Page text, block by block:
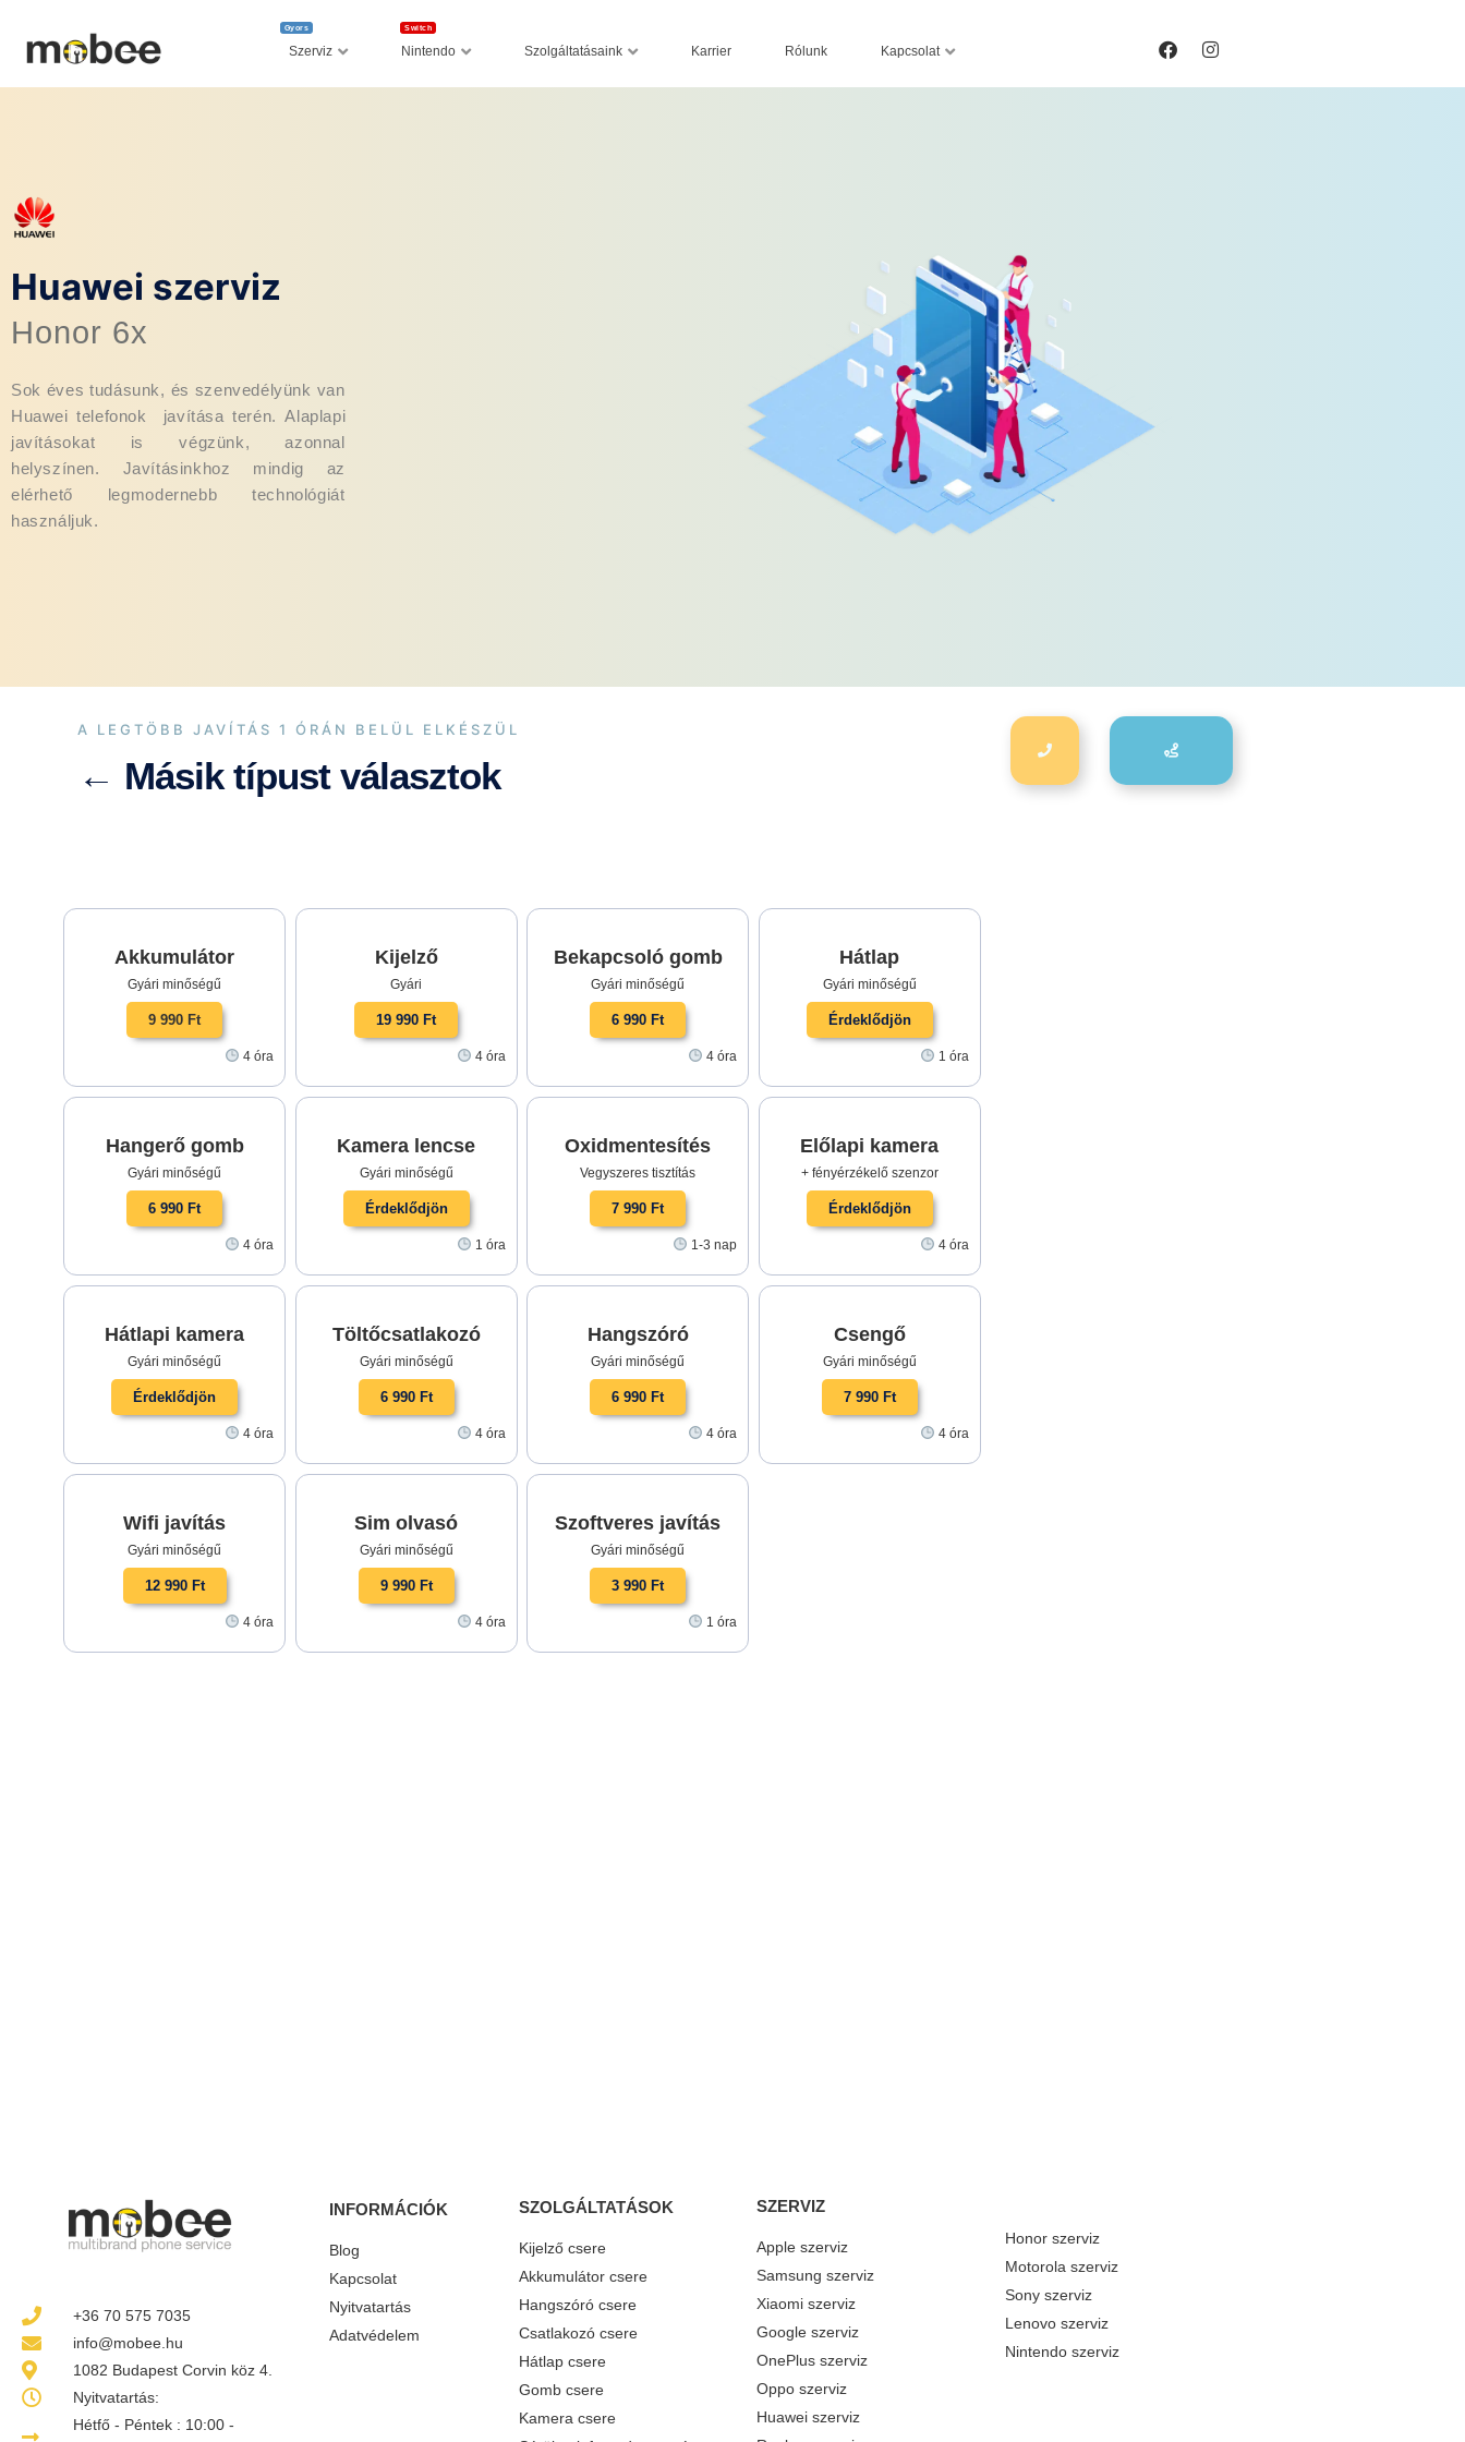
Szerviz
Gyors
Nintendo
Switch
Szolgáltatásaink Karrier Rólunk Kapcsolat
Huawei szerviz
Honor 6x
Sok éves tudásunk, és szenvedélyünk van
Huawei telefonok javítása terén. Alaplapi
javításokat is végzünk, azonnal
helyszínen. Javításinkhoz mindig az
elérhető legmodernebb technológiát
használjuk.
A LEGTÖBB JAVÍTÁS 1 ÓRÁN BELÜL ELKÉSZÜL
← Másik típust választok
Akkumulátor
Gyári minőségű
9 990 Ft
4 óra
Kijelző
Gyári
19 990 Ft
4 óra
Bekapcsoló gomb
Gyári minőségű
6 990 Ft
4 óra
Hátlap
Gyári minőségű
Érdeklődjön
1 óra
Hangerő gomb
Gyári minőségű
6 990 Ft
4 óra
Kamera lencse
Gyári minőségű
Érdeklődjön
1 óra
Oxidmentesítés
Vegyszeres tisztítás
7 990 Ft
1-3 nap
Előlapi kamera
+ fényérzékelő szenzor
Érdeklődjön
4 óra
Hátlapi kamera
Gyári minőségű
Érdeklődjön
4 óra
Töltőcsatlakozó
Gyári minőségű
6 990 Ft
4 óra
Hangszóró
Gyári minőségű
6 990 Ft
4 óra
Csengő
Gyári minőségű
7 990 Ft
4 óra
Wifi javítás
Gyári minőségű
12 990 Ft
4 óra
Sim olvasó
Gyári minőségű
9 990 Ft
4 óra
Szoftveres javítás
Gyári minőségű
3 990 Ft
1 óra
+36 70 575 7035
info@mobee.hu
1082 Budapest Corvin köz 4.
Nyitvatartás:
Hétfő - Péntek : 10:00 -
INFORMÁCIÓK
Blog
Kapcsolat
Nyitvatartás
Adatvédelem
SZOLGÁLTATÁSOK
Kijelző csere
Akkumulátor csere
Hangszóró csere
Csatlakozó csere
Hátlap csere
Gomb csere
Kamera csere
SZERVIZ
Apple szerviz
Samsung szerviz
Xiaomi szerviz
Google szerviz
OnePlus szerviz
Oppo szerviz
Huawei szerviz
Honor szerviz
Motorola szerviz
Sony szerviz
Lenovo szerviz
Nintendo szerviz